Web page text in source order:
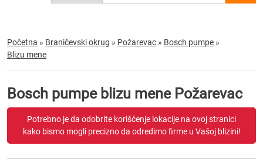
Početna » Braničevski okrug » Požarevac » Bosch pumpe »
Blizu mene
Bosch pumpe blizu mene Požarevac
Potrebno je da odobrite korišćenje lokacije na ovoj stranici
kako bismo mogli precizno da odredimo firme u Vašoj blizini!